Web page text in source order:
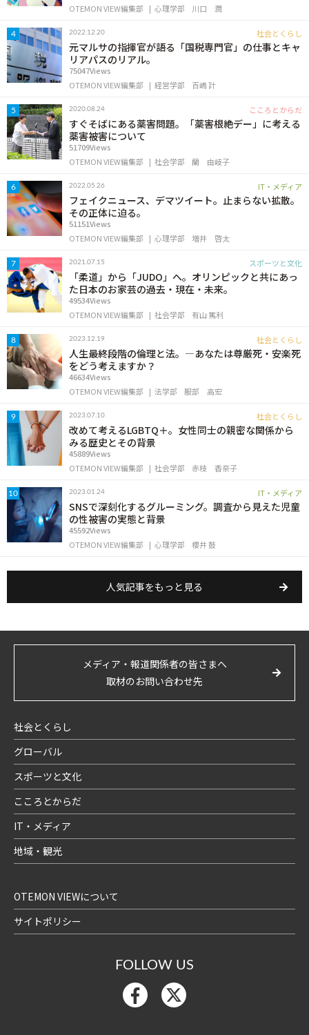
OTEMON VIEW編集部
心理学部 川口 潤
4 2022.12.20 社会とくらし
元マルサの指揮官が語る「国税専門官」の仕事とキャ
リアパスのリアル。
75047Views
OTEMON VIEW編集部
経営学部 百嶋 計
5 2020.08.24 こころとからだ
すぐそばにある薬害問題。「薬害根絶デー」に考える
薬害被害について
51709Views
OTEMON VIEW編集部
社会学部 蘭 由岐子
6 2022.05.26 IT・メディア
フェイクニュース、デマツイート。止まらない拡散。
その正体に迫る。
51151Views
OTEMON VIEW編集部
心理学部 増井 啓太
7 2021.07.15 スポーツと文化
「柔道」から「JUDO」へ。オリンピックと共にあっ
た日本のお家芸の過去・現在・未来。
49534Views
OTEMON VIEW編集部
社会学部 有山 篤利
8 2023.12.19 社会とくらし
人生最終段階の倫理と法。―あなたは尊厳死・安楽死
をどう考えますか？
46634Views
OTEMON VIEW編集部
法学部 服部 高宏
9 2023.07.10 社会とくらし
改めて考えるLGBTQ＋。女性同士の親密な関係から
みる歴史とその背景
45889Views
OTEMON VIEW編集部
社会学部 赤枝 香奈子
10 2023.01.24 IT・メディア
SNSで深刻化するグルーミング。調査から見えた児童
の性被害の実態と背景
45592Views
OTEMON VIEW編集部
心理学部 櫻井 鼓
人気記事をもっと見る
メディア・報道関係者の皆さまへ
取材のお問い合わせ先
社会とくらし
グローバル
スポーツと文化
こころとからだ
IT・メディア
地域・観光
OTEMON VIEWについて
サイトポリシー
FOLLOW US